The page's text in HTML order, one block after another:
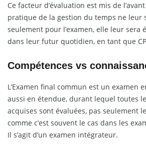
Ce facteur d’évaluation est mis de
pratique de la gestion du temps ne leur
seulement pour l’examen, elle leur sera
dans leur futur quotidien, en tant que
Compétences vs
L’Examen final commun est un examen
aussi en étendue, durant lequel toutes
acquises sont évaluées, pas seulement
comme c’est souvent le cas dans les
Il s’agit d’un examen intégrateur.